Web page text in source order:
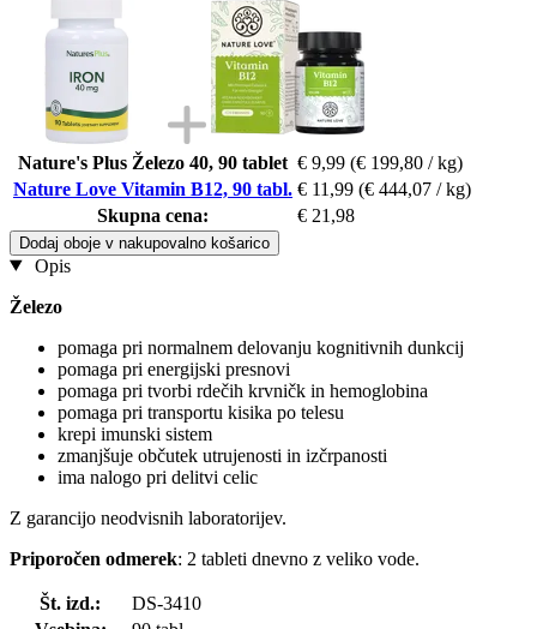
Nature's Plus Železo 40, 90 tablet € 9,99 (€ 199,80 / kg)
Nature Love Vitamin B12, 90 tabl. € 11,99 (€ 444,07 / kg)
Skupna cena:
€ 21,98
Dodaj oboje v nakupovalno košarico
Opis
Železo
pomaga pri normalnem delovanju kognitivnih dunkcij
pomaga pri energijski presnovi
pomaga pri tvorbi rdečih krvničk in hemoglobina
pomaga pri transportu kisika po telesu
krepi imunski sistem
zmanjšuje občutek utrujenosti in izčrpanosti
ima nalogo pri delitvi celic
Z garancijo neodvisnih laboratorijev.
Priporočen odmerek: 2 tableti dnevno z veliko vode.
Št. izd.:
DS-3410